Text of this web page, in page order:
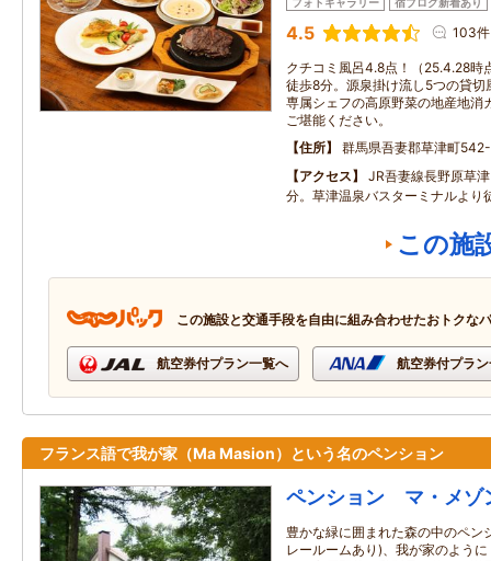
4.5 103件
クチコミ風呂4.8点！（25.4.28時
徒歩8分。源泉掛け流し5つの貸
専属シェフの高原野菜の地産地消
ご堪能ください。
住所
群馬県吾妻郡草津町
アクセス
JR吾妻線長野原草
分。草津温泉バスターミナルより
この施
この施設と交通手段を自由に組み合わせたおトクな
航空券付プラン一覧へ 航空券付プラ
フランス語で我が家（Ma Masion）という名のペンション
ペンション マ・メゾ
豊かな緑に囲まれた森の中のペン
レールームあり)、我が家のよう